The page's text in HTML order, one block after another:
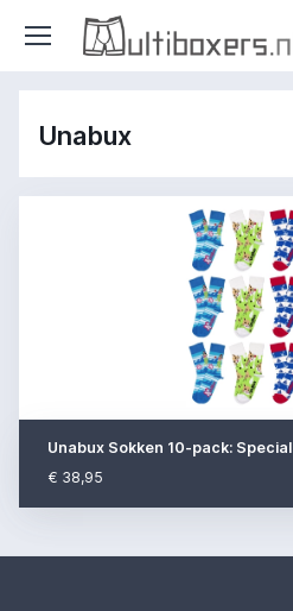
Unabux
Unabux Sokken 10-pack: Special
€ 38,95